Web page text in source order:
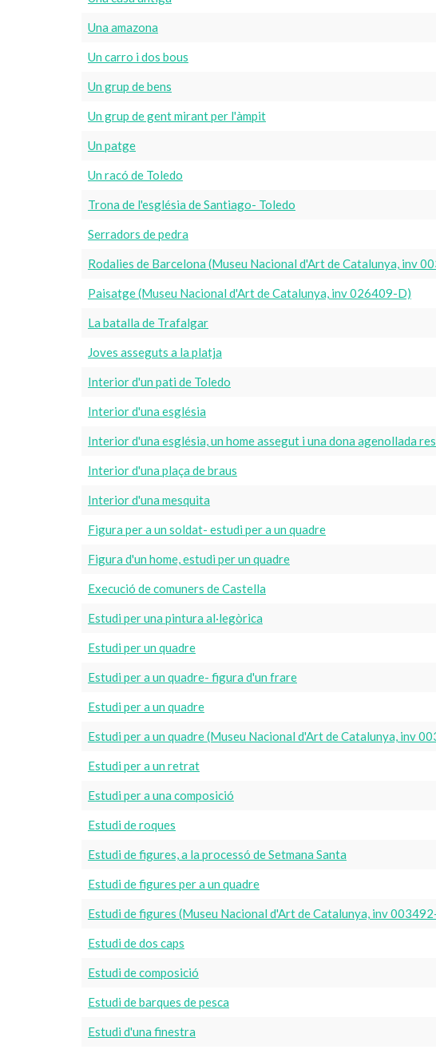
Una amazona
Un carro i dos bous
Un grup de bens
Un grup de gent mirant per l'àmpit
Un patge
Un racó de Toledo
Trona de l'església de Santiago- Toledo
Serradors de pedra
Rodalies de Barcelona (Museu Nacional d'Art de Catalunya, inv
Paisatge (Museu Nacional d'Art de Catalunya, inv 026409-D)
La batalla de Trafalgar
Joves asseguts a la platja
Interior d'un pati de Toledo
Interior d'una església
Interior d'una església, un home assegut i una dona agenollada
Interior d'una plaça de braus
Interior d'una mesquita
Figura per a un soldat- estudi per a un quadre
Figura d'un home, estudi per un quadre
Execució de comuners de Castella
Estudi per una pintura al·legòrica
Estudi per un quadre
Estudi per a un quadre- figura d'un frare
Estudi per a un quadre
Estudi per a un quadre (Museu Nacional d'Art de Catalunya, inv
Estudi per a un retrat
Estudi per a una composició
Estudi de roques
Estudi de figures, a la processó de Setmana Santa
Estudi de figures per a un quadre
Estudi de figures (Museu Nacional d'Art de Catalunya, inv
Estudi de dos caps
Estudi de composició
Estudi de barques de pesca
Estudi d'una finestra